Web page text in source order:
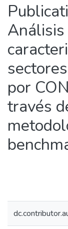
People
Statistics
Análisis
por
través